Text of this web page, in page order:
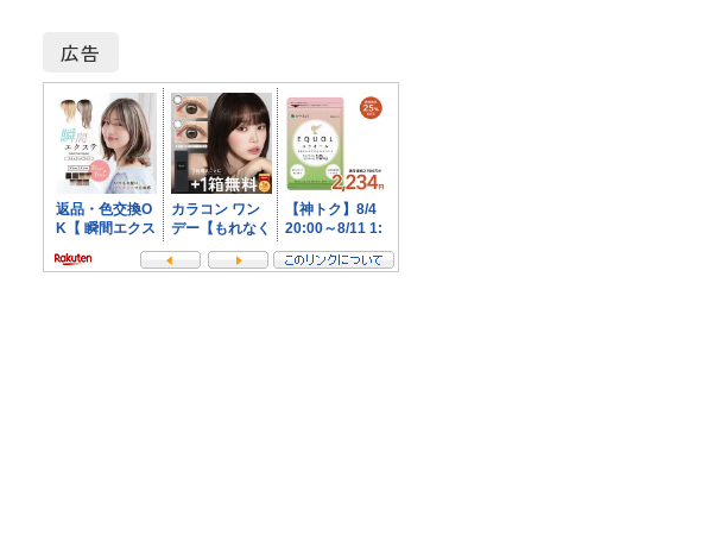
広告